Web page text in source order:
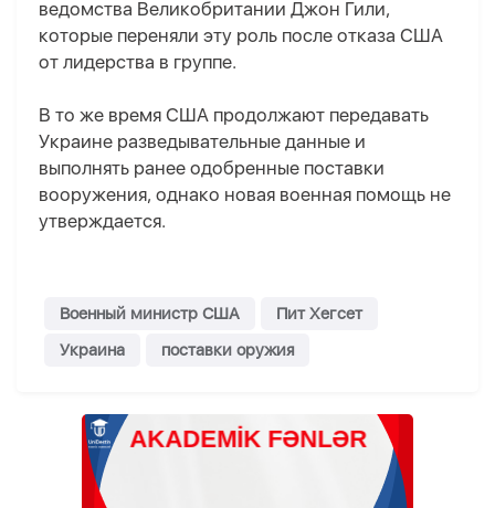
ведомства Великобритании Джон Гили,
которые переняли эту роль после отказа США
от лидерства в группе.
В то же время США продолжают передавать
Украине разведывательные данные и
выполнять ранее одобренные поставки
вооружения, однако новая военная помощь не
утверждается.
Военный министр США
Пит Хегсет
Украина
поставки оружия